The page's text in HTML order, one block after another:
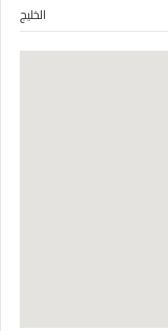
الخليج